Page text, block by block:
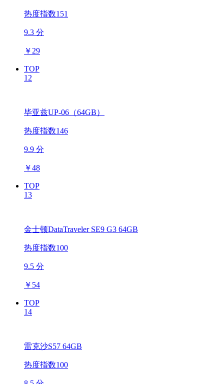
热度指数151
9.3 分
￥ 29
TOP
12
毕亚兹UP-06（64GB）
热度指数146
9.9 分
￥48
TOP
13
金士顿DataTraveler SE9 G3 64GB
热度指数100
9.5 分
￥ 54
TOP
14
雷克沙S57 64GB
热度指数100